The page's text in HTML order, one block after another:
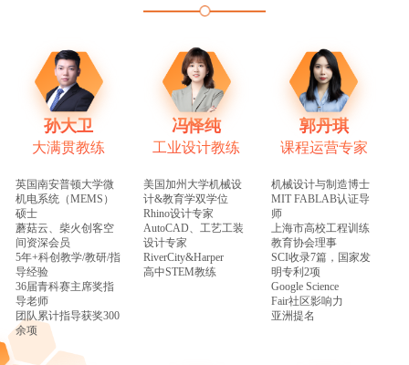
孙大卫
大满贯教练
英国南安普顿大学微
机电系统（MEMS）
硕士
蘑菇云、柴火创客空
间资深会员
5年+科创教学/教研/指
导经验
36届青科赛主席奖指
导老师
团队累计指导获奖300
余项
冯怿纯
工业设计教练
美国加州大学机械设
计&教育学双学位
Rhino设计专家
AutoCAD、工艺工装
设计专家
RiverCity&Harper
高中STEM教练
郭丹琪
课程运营专家
机械设计与制造博士
MIT FABLAB认证导
师
上海市高校工程训练
教育协会理事
SCI收录7篇，国家发
明专利2项
Google Science
Fair社区影响力
亚洲提名